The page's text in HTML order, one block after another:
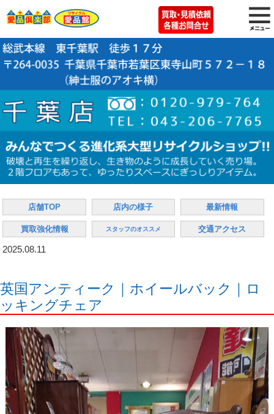
店舗TOP 店内の様子 最新情報
買取強化情報 スタッフのオススメ 交通アクセス
2025.08.11
英国アンティーク｜ホイールバック｜ロ
ッキングチェア